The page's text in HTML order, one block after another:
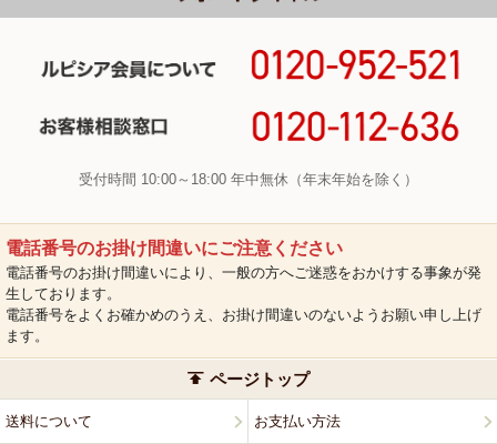
受付時間 10:00～18:00 年中無休（年末年始を除く）
電話番号のお掛け間違いにご注意ください
電話番号のお掛け間違いにより、一般の方へご迷惑をおかけする事象が発
生しております。
電話番号をよくお確かめのうえ、お掛け間違いのないようお願い申し上げ
ます。
ページトップ
送料について お支払い方法